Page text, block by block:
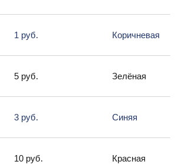
1 руб. Коричневая
5 руб. Зелёная
3 руб. Синяя
10 руб. Красная